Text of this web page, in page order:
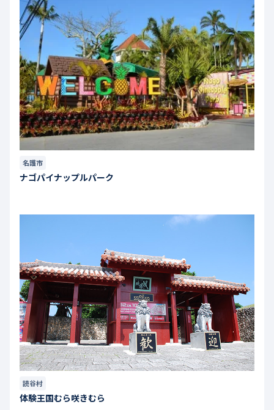
名護市
ナゴパイナップルパーク
読谷村
体験王国むら咲きむら